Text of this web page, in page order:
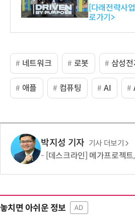
와의 비즈
-바이오 해
보
[다래전략사
로가기>
네트워크 로봇 삼성
애플 컴퓨팅 AI
박지성 기자 기사 더보기
[데스크라인] 메가프로젝
놓치면 아쉬운 정보 AD